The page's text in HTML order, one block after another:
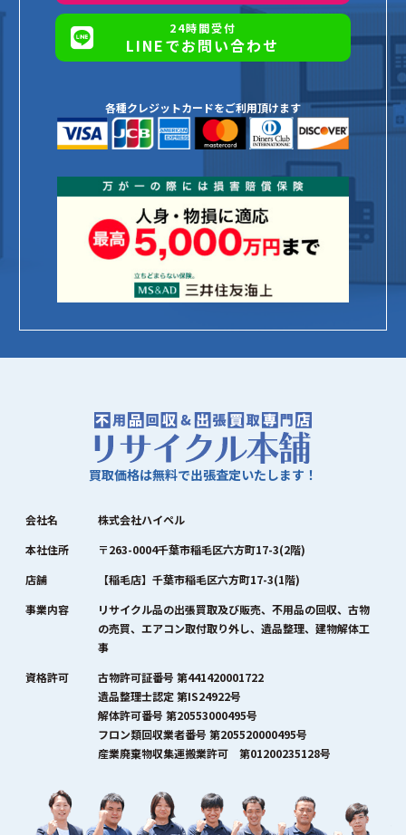
24時間受付
LINEでお問い合わせ
各種クレジットカードをご利用頂けます
買取価格は無料で出張査定いたします！
会社名
株式会社ハイペル
本社住所
〒263-0004千葉市稲毛区六方町17-3(2階)
店舗
【稲毛店】千葉市稲毛区六方町17-3(1階)
事業内容
リサイクル品の出張買取及び販売、不用品の回収、古物
の売買、エアコン取付取り外し、遺品整理、建物解体工
事
資格許可
古物許可証番号 第441420001722
遺品整理士認定 第IS24922号
解体許可番号 第20553000495号
フロン類回収業者番号 第205520000495号
産業廃棄物収集運搬業許可 第01200235128号